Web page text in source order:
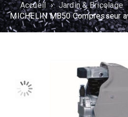
Accueil › Jardin & Bricolage
MICHELIN MB50 Compresseur